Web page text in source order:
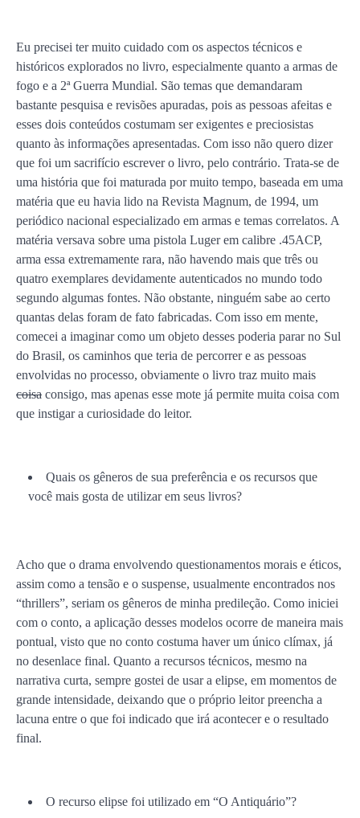
Eu precisei ter muito cuidado com os aspectos técnicos e
históricos explorados no livro, especialmente quanto a armas de
fogo e a 2ª Guerra Mundial. São temas que demandaram
bastante pesquisa e revisões apuradas, pois as pessoas afeitas e
esses dois conteúdos costumam ser exigentes e preciosistas
quanto às informações apresentadas. Com isso não quero dizer
que foi um sacrifício escrever o livro, pelo contrário. Trata-se de
uma história que foi maturada por muito tempo, baseada em uma
matéria que eu havia lido na Revista Magnum, de 1994, um
periódico nacional especializado em armas e temas correlatos. A
matéria versava sobre uma pistola Luger em calibre .45ACP,
arma essa extremamente rara, não havendo mais que três ou
quatro exemplares devidamente autenticados no mundo todo
segundo algumas fontes. Não obstante, ninguém sabe ao certo
quantas delas foram de fato fabricadas. Com isso em mente,
comecei a imaginar como um objeto desses poderia parar no Sul
do Brasil, os caminhos que teria de percorrer e as pessoas
envolvidas no processo, obviamente o livro traz muito mais
coisa consigo, mas apenas esse mote já permite muita coisa com
que instigar a curiosidade do leitor.
Quais os gêneros de sua preferência e os recursos que
você mais gosta de utilizar em seus livros?
Acho que o drama envolvendo questionamentos morais e éticos,
assim como a tensão e o suspense, usualmente encontrados nos
“thrillers”, seriam os gêneros de minha predileção. Como iniciei
com o conto, a aplicação desses modelos ocorre de maneira mais
pontual, visto que no conto costuma haver um único clímax, já
no desenlace final. Quanto a recursos técnicos, mesmo na
narrativa curta, sempre gostei de usar a elipse, em momentos de
grande intensidade, deixando que o próprio leitor preencha a
lacuna entre o que foi indicado que irá acontecer e o resultado
final.
O recurso elipse foi utilizado em “O Antiquário”?